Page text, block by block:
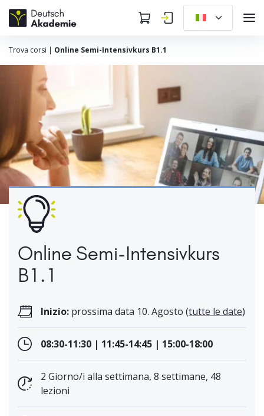
Trova corsi | Online Semi-Intensivkurs B1.1
Online Semi-Intensivkurs
B1.1
Inizio: prossima data 10. Agosto (tutte le date)
08:30-11:30 | 11:45-14:45 | 15:00-18:00
2 Giorno/i alla settimana, 8 settimane, 48
lezioni